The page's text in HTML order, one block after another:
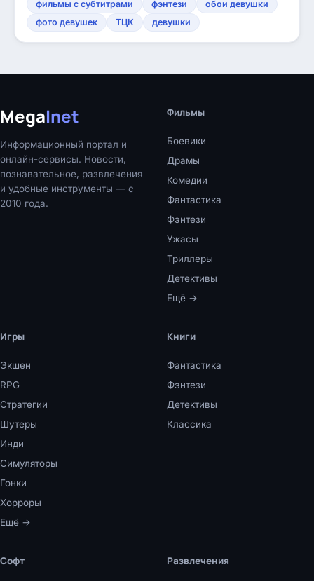
фильмы с субтитрами
фэнтези
обои девушки
фото девушек
ТЦК девушки
MegaInet
Информационный портал и
онлайн-сервисы. Новости,
познавательное, развлечения
и удобные инструменты — с
2010 года.
Фильмы
Боевики
Драмы
Комедии
Фантастика
Фэнтези
Ужасы
Триллеры
Детективы
Ещё →
Игры
Экшен
RPG
Стратегии
Шутеры
Инди
Симуляторы
Гонки
Хорроры
Ещё →
Книги
Фантастика
Фэнтези
Детективы
Классика
Софт Развлечения